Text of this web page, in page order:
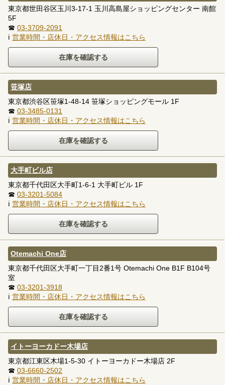
東京都世田谷区玉川3-17-1 玉川高島屋ショッピングセンター 南館
5F
☎ 03-3709-2091
ℹ 営業時間・店休日・アクセス情報はこちら
笹塚店
東京都渋谷区笹塚1-48-14 笹塚ショッピングモール 1F
☎ 03-3485-0131
ℹ 営業時間・店休日・アクセス情報はこちら
大手町ビル店
東京都千代田区大手町1-6-1 大手町ビル 1F
☎ 03-3201-5084
ℹ 営業時間・店休日・アクセス情報はこちら
Otemachi One店
東京都千代田区大手町一丁目2番1号 Otemachi One B1F B104号
室
☎ 03-3201-3918
ℹ 営業時間・店休日・アクセス情報はこちら
イトーヨーカドー木場店
東京都江東区木場1-5-30 イトーヨーカドー木場店 2F
☎ 03-6660-2502
ℹ 営業時間・店休日・アクセス情報はこちら